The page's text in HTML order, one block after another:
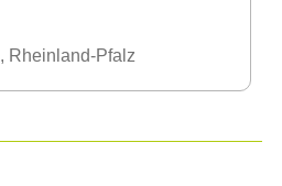
, Rheinland-Pfalz